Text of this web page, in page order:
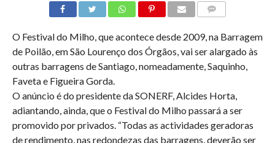
O Festival do Milho, que acontece desde 2009, na Barragem
de Poilão, em São Lourenço dos Órgãos, vai ser alargado às
outras barragens de Santiago, nomeadamente, Saquinho,
Faveta e Figueira Gorda.
O anúncio é do presidente da SONERF, Alcides Horta,
adiantando, ainda, que o Festival do Milho passará a ser
promovido por privados. “Todas as actividades geradoras
de rendimento, nas redondezas das barragens, deverão ser